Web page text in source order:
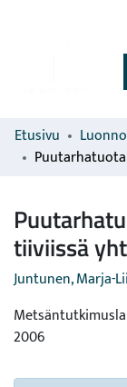
Etusivu
tiiviissä
Juntunen, Marja-
2006